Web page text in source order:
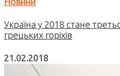
Україна у 2018 стане
грецьких горіхів
21.02.2018